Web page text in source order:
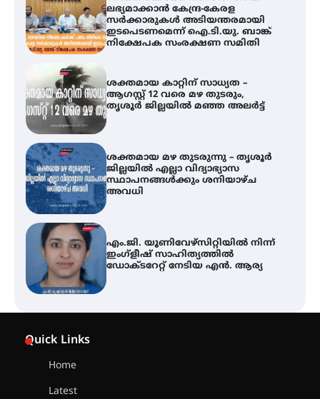
ശക്തമായ കാറ്റിന് സാധ്യത –
ആഗസ്റ്റ് 12 വരെ മഴ തുടരും,
തൃശൂർ ജില്ലയിൽ മഞ്ഞ അലർട്ട്
ശക്തമായ മഴ തുടരുന്നു – തൃശൂർ
ജില്ലയിൽ എല്ലാ വിദ്യാഭ്യാസ
സ്ഥാപനങ്ങൾക്കും ശനിയാഴ്ച
അവധി
എം.ജി. യൂണിവേഴ്‌സിറ്റിയിൽ നിന്ന്
ഇംഗ്ളീഷ് സാഹിത്യത്തിൽ
ഡോക്ടറേറ്റ് നേടിയ എൻ. ആര്യ
ഇരിങ്ങാലക്കുട – ഗുരുവായൂർ –
താനൂർ റെയിൽപാത
യാഥാർത്ഥ്യമാകുന്നു
Quick Links
Home
Latest